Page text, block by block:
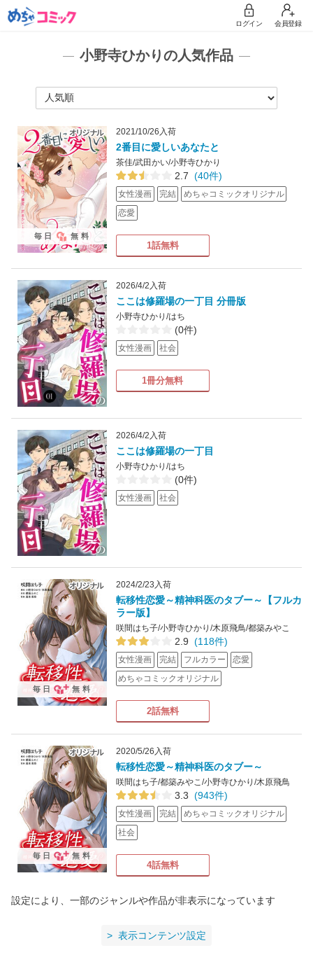
ログイン 会員登録
小野寺ひかりの人気作品
2021/10/26入荷
2番目に愛しいあなたと
茶佳/武田かい/小野寺ひかり
2.7 (40件)
女性漫画 完結
めちゃコミックオリジナル
恋愛
1話無料
毎日 無料
2026/4/2入荷
ここは修羅場の一丁目 分冊版
小野寺ひかり/はち
(0件)
女性漫画 社会
1冊分無料
2026/4/2入荷
ここは修羅場の一丁目
小野寺ひかり/はち
(0件)
女性漫画 社会
2024/2/23入荷
転移性恋愛～精神科医のタブー～【フルカ
ラー版】
咲間はち子/小野寺ひかり/木原飛鳥/都築みやこ
2.9 (118件)
女性漫画 完結 フルカラー
恋愛
めちゃコミックオリジナル
2話無料
毎日 無料
2020/5/26入荷
転移性恋愛～精神科医のタブー～
咲間はち子/都築みやこ/小野寺ひかり/木原飛鳥
3.3 (943件)
女性漫画 完結
めちゃコミックオリジナル
社会
4話無料
毎日 無料
設定により、一部のジャンルや作品が非表示になっています
表示コンテンツ設定